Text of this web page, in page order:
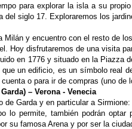
para explorar la isla a su propio
del siglo 17. Exploraremos los
Milán y encuentro con el resto de
Hoy disfrutaremos de una visita
en 1776 y situado en la Piazza
un edificio, es un símbolo real
cuenta o para ir de compras (uno de
– Verona - Venecia
de Garda y en particular a
lo permite, también podrán optar
su famosa Arena y por ser la